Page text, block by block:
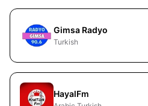
Gimsa Radyo
Turkish
HayalFm